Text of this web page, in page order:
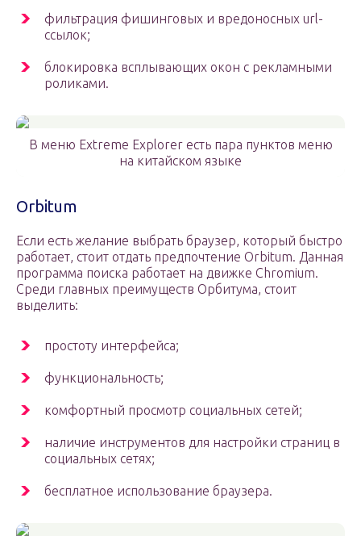
фильтрация фишинговых и вредоносных url-
ссылок;
блокировка всплывающих окон с рекламными
роликами.
В меню Extreme Explorer есть пара пунктов меню
на китайском языке
Orbitum
Если есть желание выбрать браузер, который быстро
работает, стоит отдать предпочтение Orbitum. Данная
программа поиска работает на движке Chromium.
Среди главных преимуществ Орбитума, стоит
выделить:
простоту интерфейса;
функциональность;
комфортный просмотр социальных сетей;
наличие инструментов для настройки страниц в
социальных сетях;
бесплатное использование браузера.